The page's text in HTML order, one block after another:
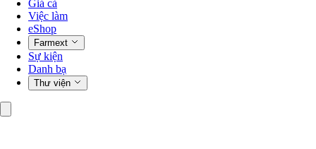
Giá cả
Việc làm
eShop
Farmext
Sự kiện
Danh bạ
Thư viện